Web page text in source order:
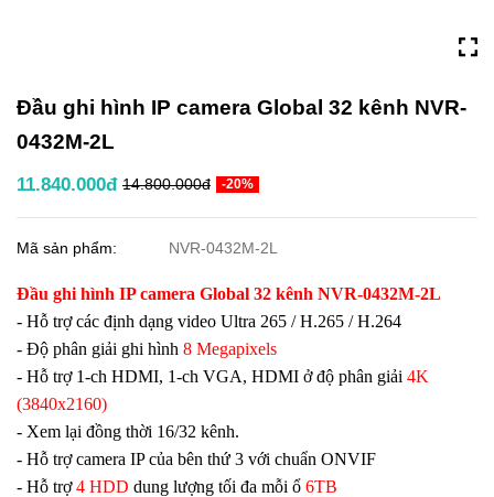
Đầu ghi hình IP camera Global 32 kênh NVR-
0432M-2L
11.840.000đ 14.800.000đ -20%
Mã sản phẩm: NVR-0432M-2L
Đầu ghi hình IP camera Global 32 kênh NVR-0432M-2L
- Hỗ trợ các định dạng video Ultra 265 / H.265 / H.264
- Độ phân giải ghi hình 8 Megapixels
- Hỗ trợ 1-ch HDMI, 1-ch VGA, HDMI ở độ phân giải 4K
(3840x2160)
- Xem lại đồng thời 16/32 kênh.
- Hỗ trợ camera IP của bên thứ 3 với chuẩn ONVIF
- Hỗ trợ4 HDD dung lượng tối đa mỗi ổ 6TB